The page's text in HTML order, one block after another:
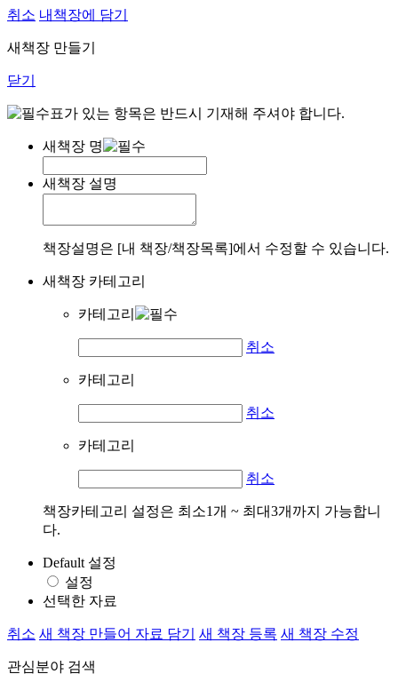
취소 내책장에 담기
새책장 만들기
닫기
표가 있는 항목은 반드시 기재해 주셔야 합니다.
새책장 명
새책장 설명
책장설명은 [내 책장/책장목록]에서 수정할 수 있습니다.
새책장 카테고리
카테고리
취소
카테고리
취소
카테고리
취소
책장카테고리 설정은 최소1개 ~ 최대3개까지 가능합니
다.
Default 설정
설정
선택한 자료
취소 새 책장 만들어 자료 담기 새 책장 등록 새 책장 수정
관심분야 검색